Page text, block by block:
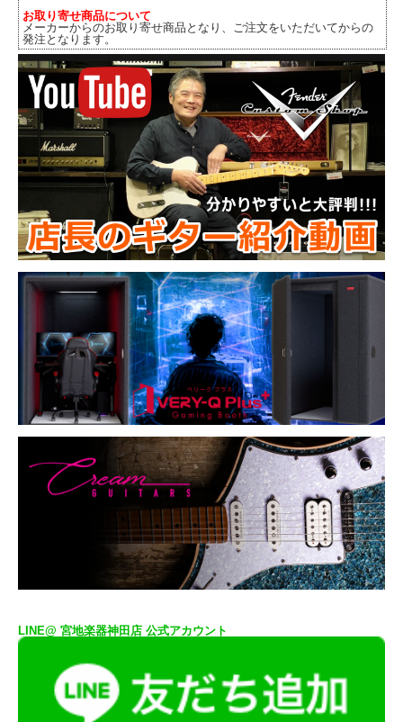
お取り寄せ商品について
メーカーからのお取り寄せ商品となり、ご注文をいただいてからの
発注となります。
LINE@ 宮地楽器神田店 公式アカウント